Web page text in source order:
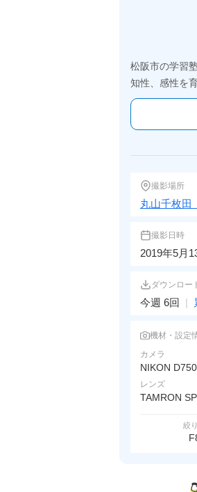
松阪市の学習
知性、感性を
撮影場所
丸山千枚田
撮影日時
2019年5月
ダウンロー
今週 6回 |
機材・設定
カメラ
NIKON D750
レンズ
TAMRON
絞